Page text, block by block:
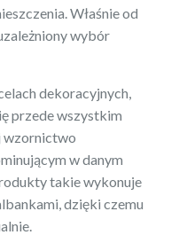
Właśnie od
wybór
dekoracyjnych,
przede wszystkim
wzornictwo
w danym
takie wykonuje
dzięki czemu